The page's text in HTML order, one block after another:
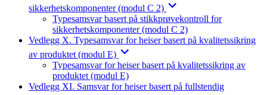
sikkerhetskomponenter (modul C 2)
Typesamsvar basert på stikkprøvekontroll for
sikkerhetskomponenter (modul C 2)
Vedlegg X. Typesamsvar for heiser basert på kvalitetssikring
av produktet (modul E)
Typesamsvar for heiser basert på kvalitetssikring av
produktet (modul E)
Vedlegg XI. Samsvar for heiser basert på fullstendig